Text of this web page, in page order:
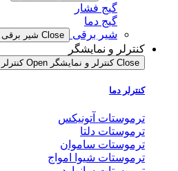
گیج فشار
گیج دما
شیر برقی
Close شیر برقی
کنترلر و نمایشگر
Close کنترلر و نمایشگر Open کنترلر و نمایشگر
کنترلر دما
ترموستات آتونیکس
ترموستات دلتا
ترموستات ساموان
ترموستات شیوا امواج